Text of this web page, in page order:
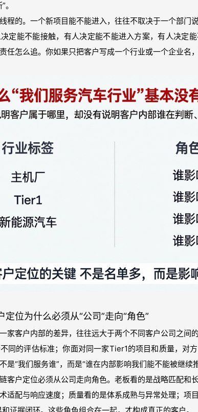
程的。一个新项目能不能进入，往往不取决于一个部门
定能不能接触，有人决定能不能进入方案，有人决定
任怎么追。你如果只把客户写成一个行业或一个企业名
位为什么必须从“公司”走向“角色”
家客户内部的差异，往往远大于两个不同客户公司之间
同的评估标准；你面对同一家Tier1的项目和质量，对
是“我们服务谁”，而是“谁在内部影响我们能不能被继续推
客户定位必须从公司走向角色。老板看的是战略匹配和
适配与响应速度；质量看的是体系成熟与异常处理；项